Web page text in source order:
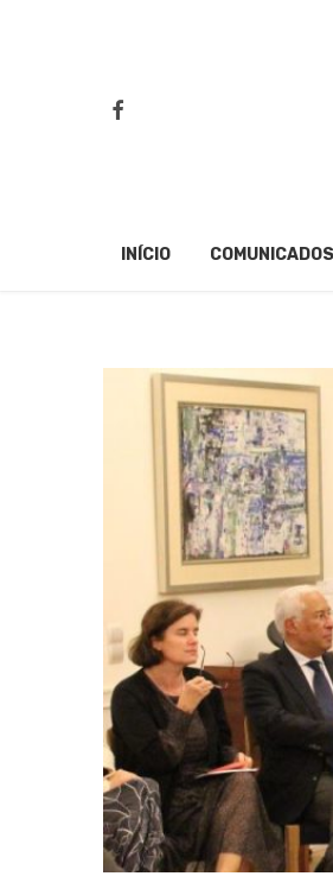
INÍCIO COMUNICADOS